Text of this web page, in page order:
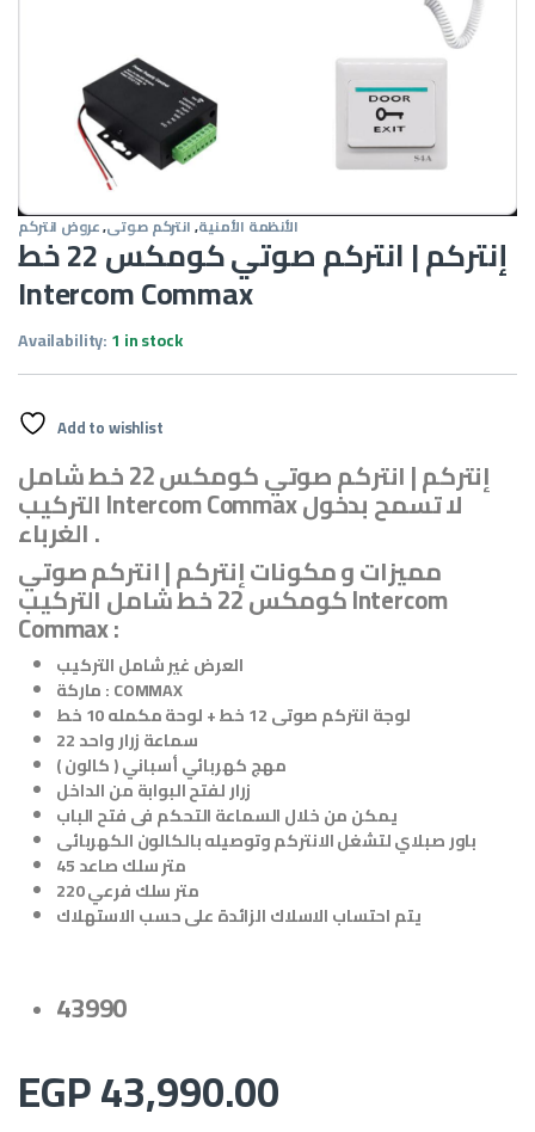
الأنظمة الأمنية,انتركم صوتى,عروض انتركم
إنتركم | انتركم صوتي كومكس 22 خط
Intercom Commax
Availability:1 in stock
Add to wishlist
إنتركم | انتركم صوتي كومكس 22 خط شامل
التركيب Intercom Commax لا تسمح بدخول
الغرباء .
مميزات و مكونات إنتركم | انتركم صوتي
كومكس 22 خط شامل التركيب Intercom
Commax :
العرض غير شامل التركيب
ماركة : COMMAX
لوجة انتركم صوتى 12 خط + لوحة مكمله 10 خط
22 سماعة زرار واحد
مهج كهربائي أسباني ( كالون )
زرار لفتح البوابة من الداخل
يمكن من خلال السماعة التحكم فى فتح الباب
باور صبلاي لتشغل الانتركم وتوصيله بالكالون الكهربائى
45 متر سلك صاعد
220 متر سلك فرعي
يتم احتساب الاسلاك الزائدة على حسب الاستهلاك
43990
EGP43,990.00